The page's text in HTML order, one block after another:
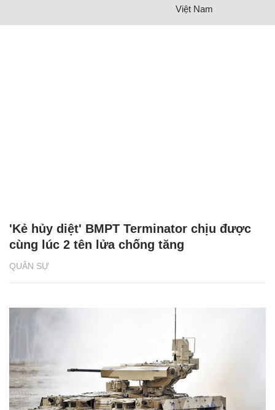
Việt Nam
QUÂN SỰ
'Kẻ hủy diệt' BMPT Terminator chịu được
cùng lúc 2 tên lửa chống tăng